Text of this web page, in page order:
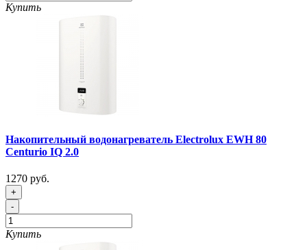
Купить
Накопительный водонагреватель Electrolux EWH 80
Centurio IQ 2.0
1270 руб.
+
-
Купить